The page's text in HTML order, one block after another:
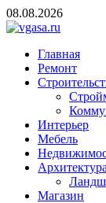
Skip
to
08.08.2026
vgasa.ru
Строительный
Главная
Ремонт
Интерьер
Мебель
Магазин